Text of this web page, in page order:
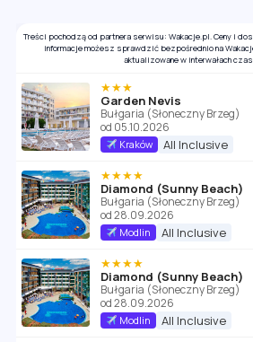
Treści pochodzą od partnera serwisu: Wakacje.pl. Ceny i
informacje możesz sprawdzić bezpośrednio na
aktualizowane w interwałach
★★★
Garden Nevis
Bułgaria (Słoneczny Brzeg)
od 05.10.2026
Kraków All Inclusive
★★★★
Diamond (Sunny Beach)
Bułgaria (Słoneczny Brzeg)
od 28.09.2026
Modlin All Inclusive
★★★★
Diamond (Sunny Beach)
Bułgaria (Słoneczny Brzeg)
od 28.09.2026
Modlin All Inclusive